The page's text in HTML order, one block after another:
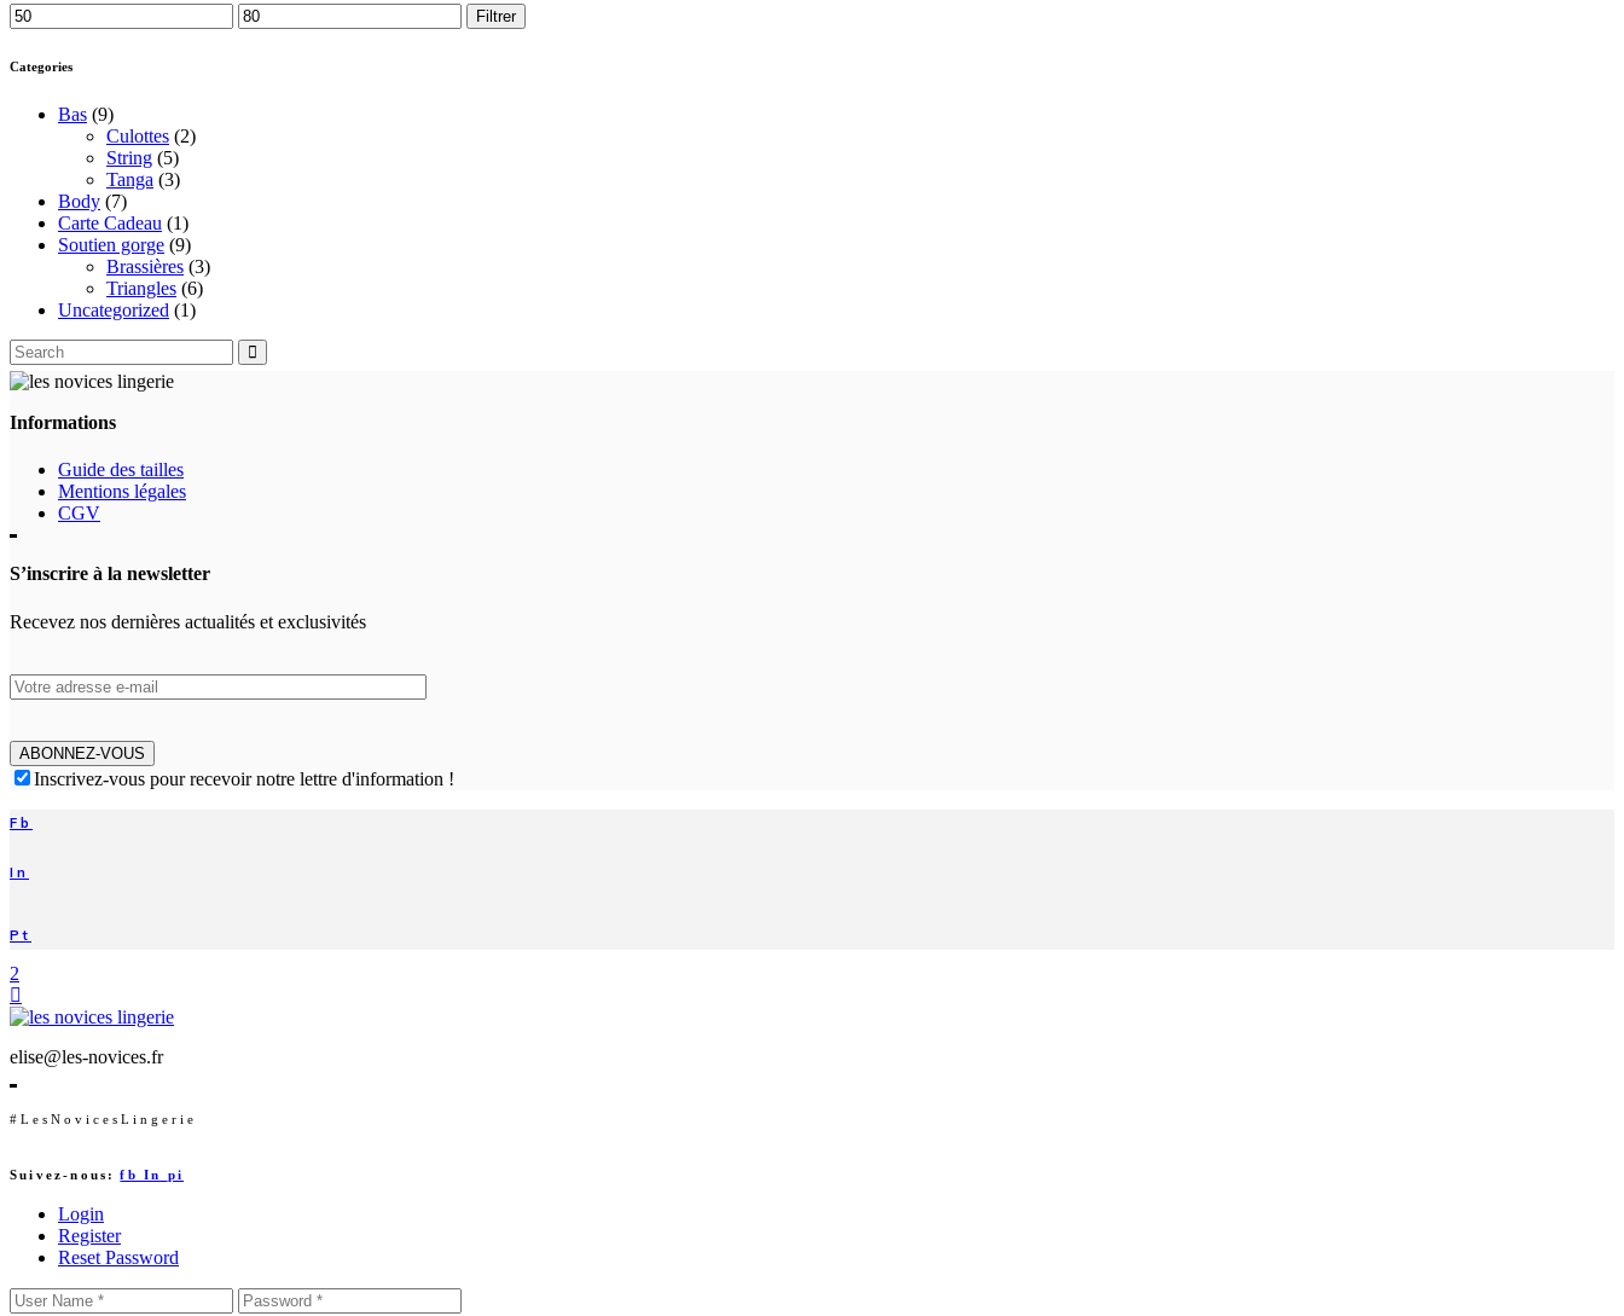
Prix
min
Prix
max
Filtrer
Categories
Bas (9)
Culottes (2)
String (5)
Tanga (3)
Body (7)
Carte Cadeau (1)
Soutien gorge (9)
Brassières (3)
Triangles (6)
Uncategorized (1)
Search
for:
Informations
Guide des tailles
Mentions légales
CGV
S’inscrire à la newsletter
Recevez nos dernières actualités et exclusivités
ABONNEZ-VOUS
Inscrivez-vous pour recevoir notre lettre d'information !
Fb
In
Pt
elise@les-novices.fr
#LesNovicesLingerie
Suivez-nous: fbIn pi
Login
Register
Reset Password